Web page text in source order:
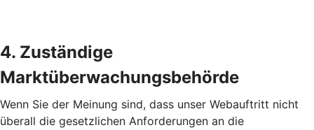
4. Zuständige
Marktüberwachungsbehörde
Wenn Sie der Meinung sind, dass unser Webauftritt nicht
überall die gesetzlichen Anforderungen an die